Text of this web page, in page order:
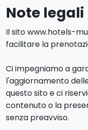
Note legali
Il sito www.hotels-
facilitare la
Ci impegniamo a
l'aggiornamento
questo sito e ci
contenuto o la
senza preavviso.